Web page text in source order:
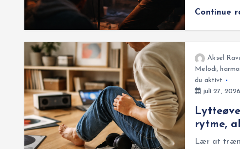
Continue
Aksel
Melodi,
du aktivt
juli 27, 2026
rytme,
Lær at